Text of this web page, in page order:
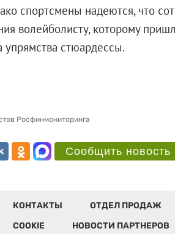
спортсмены надеются, что
волейболисту, которому
за упрямства стюардессы.
Росфинмониторинга
Сообщить новость
КОНТАКТЫ ОТДЕЛ ПРОДАЖ
COOKIE
НОВОСТИ ПАРТНЕРОВ